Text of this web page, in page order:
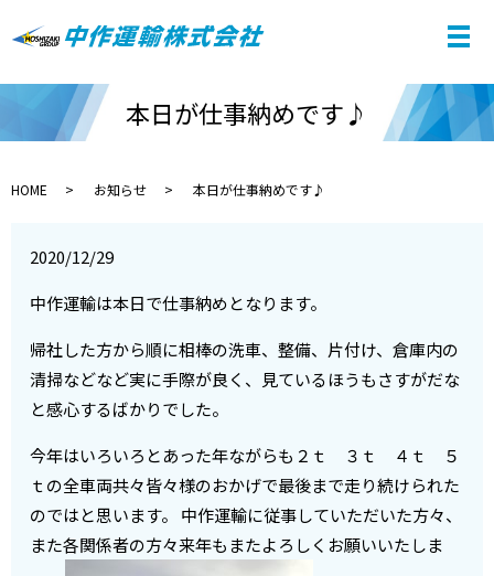
本日が仕事納めです♪
HOME お知らせ 本日が仕事納めです♪
2020/12/29
中作運輸は本日で仕事納めとなります。
帰社した方から順に相棒の洗車、整備、片付け、倉庫内の
清掃などなど実に手際が良く、見ているほうもさすがだな
と感心するばかりでした。
今年はいろいろとあった年ながらも２ｔ ３ｔ ４ｔ ５
ｔの全車両共々皆々様のおかげで最後まで走り続けられた
のではと思います。 中作運輸に従事していただいた方々、
また各関係者の方々来年もまたよろしくお願いいたしま